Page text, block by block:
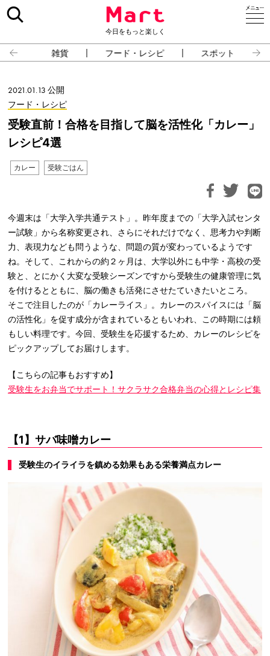
今日をもっと楽しく
雑貨 フード・レシピ スポット
2021.01.13 公開
フード・レシピ
受験直前！合格を目指して脳を活性化「カレー」
レシピ4選
カレー 受験ごはん
今週末は「大学入学共通テスト」。昨年度までの「大学入試センタ
ー試験」から名称変更され、さらにそれだけでなく、思考力や判断
力、表現力なども問うような、問題の質が変わっているようです
ね。そして、これからの約２ヶ月は、大学以外にも中学・高校の受
験と、とにかく大変な受験シーズンですから受験生の健康管理に気
を付けるとともに、脳の働きも活発にさせたていきたいところ。
そこで注目したのが「カレーライス」。カレーのスパイスには「脳
の活性化」を促す成分が含まれているともいわれ、この時期には頼
もしい料理です。今回、受験生を応援するため、カレーのレシピを
ピックアップしてお届けします。
【こちらの記事もおすすめ】
受験生をお弁当でサポート！サクラサク合格弁当の心得とレシピ集
【1】サバ味噌カレー
受験生のイライラを鎮める効果もある栄養満点カレー